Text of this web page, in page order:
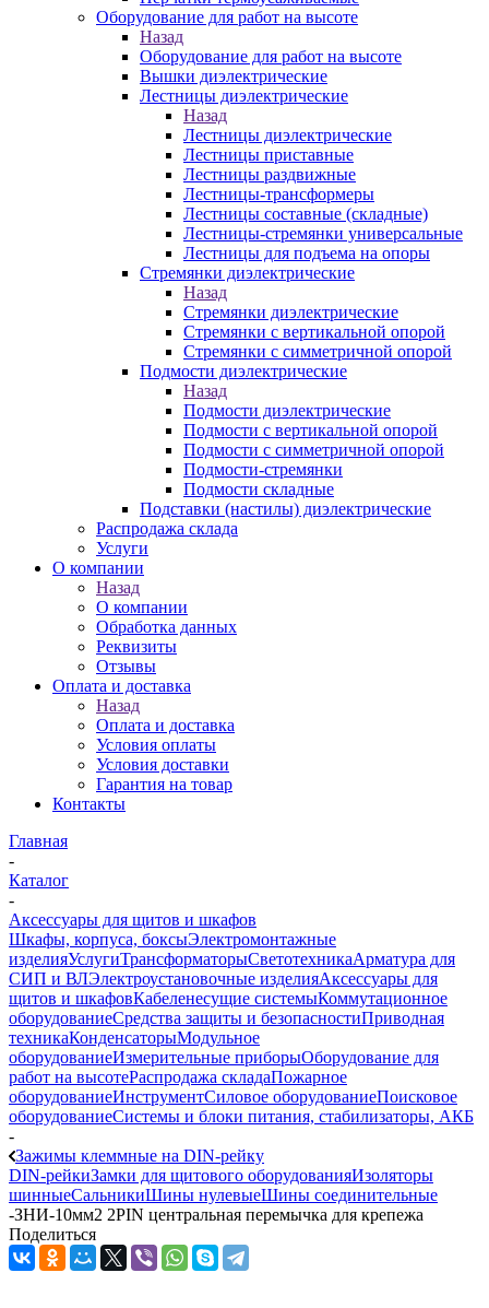
Оборудование для работ на высоте
Назад
Оборудование для работ на высоте
Вышки диэлектрические
Лестницы диэлектрические
Назад
Лестницы диэлектрические
Лестницы приставные
Лестницы раздвижные
Лестницы-трансформеры
Лестницы составные (складные)
Лестницы-стремянки универсальные
Лестницы для подъема на опоры
Стремянки диэлектрические
Назад
Стремянки диэлектрические
Стремянки с вертикальной опорой
Стремянки с симметричной опорой
Подмости диэлектрические
Назад
Подмости диэлектрические
Подмости с вертикальной опорой
Подмости с симметричной опорой
Подмости-стремянки
Подмости складные
Подставки (настилы) диэлектрические
Распродажа склада
Услуги
О компании
Назад
О компании
Обработка данных
Реквизиты
Отзывы
Оплата и доставка
Назад
Оплата и доставка
Условия оплаты
Условия доставки
Гарантия на товар
Контакты
Главная
-
Каталог
-
Аксессуары для щитов и шкафов
Шкафы, корпуса, боксыЭлектромонтажные
изделияУслугиТрансформаторыСветотехникаАрматура для
СИП и ВЛЭлектроустановочные изделияАксессуары для
щитов и шкафовКабеленесущие системыКоммутационное
оборудованиеСредства защиты и безопасностиПриводная
техникаКонденсаторыМодульное
оборудованиеИзмерительные приборыОборудование для
работ на высотеРаспродажа складаПожарное
оборудованиеИнструментСиловое оборудованиеПоисковое
оборудованиеСистемы и блоки питания, стабилизаторы, АКБ
-
Зажимы клеммные на DIN-рейку
DIN-рейкиЗамки для щитового оборудованияИзоляторы
шинныеСальникиШины нулевыеШины соединительные
-ЗНИ-10мм2 2PIN центральная перемычка для крепежа
Поделиться